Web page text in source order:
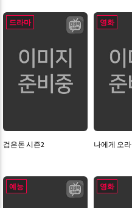
드라마
검은돈 시즌2
영화
나에게 오라
예능 영화